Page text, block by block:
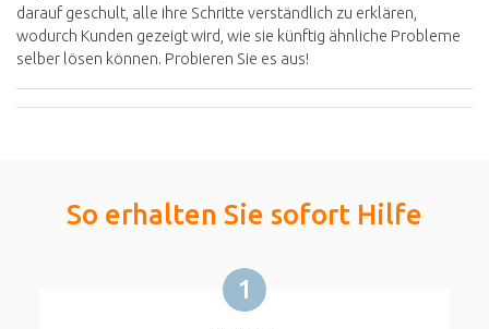
darauf geschult, alle ihre Schritte verständlich zu erklären,
wodurch Kunden gezeigt wird, wie sie künftig ähnliche Probleme
selber lösen können. Probieren Sie es aus!
So erhalten Sie sofort Hilfe
1